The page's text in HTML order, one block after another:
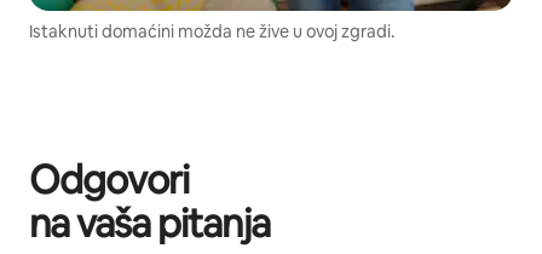
Istaknuti domaćini možda ne žive u ovoj zgradi.
Odgovori
na vaša pitanja